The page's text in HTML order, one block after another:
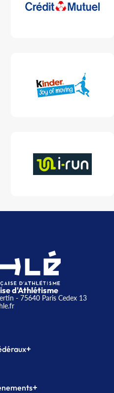
d'Athlétisme
- 75640 Paris Cedex 13
+
Formation
+